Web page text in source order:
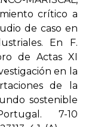
crítico a
de caso en
En F.
de Actas XI
en la
de la
sostenible
7-10